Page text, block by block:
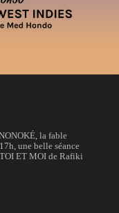
la fable
une belle séance
ET MOI de Rafiki